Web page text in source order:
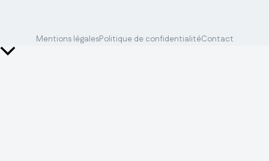
Mentions légalesPolitique de confidentialitéContact